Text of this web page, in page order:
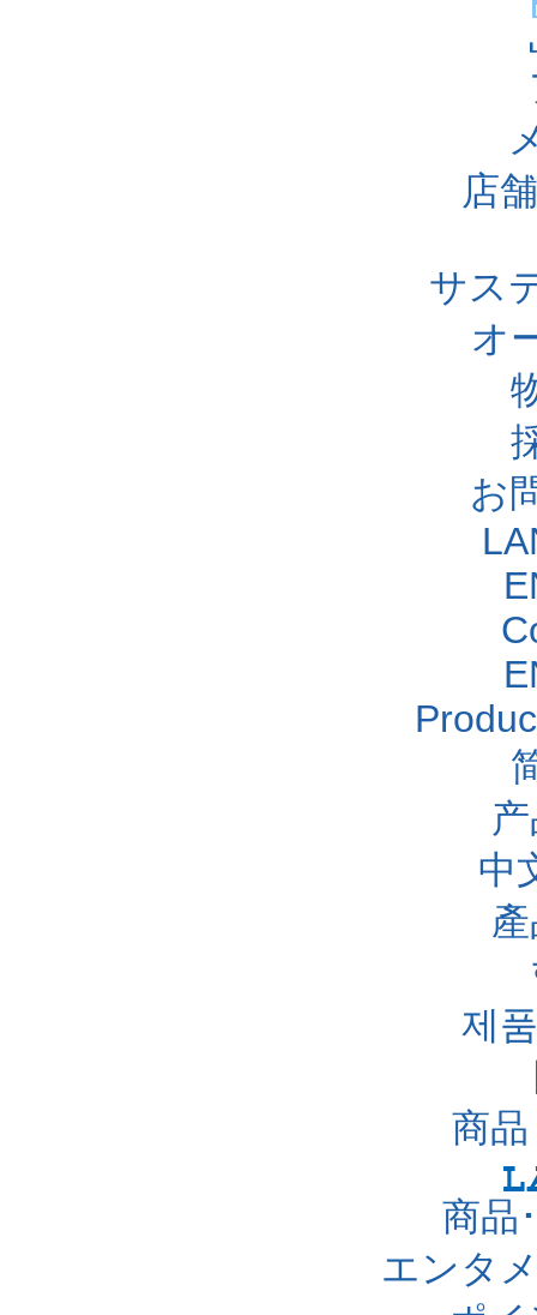
店
サス
オ
お
中
제
商
商品
エンタ